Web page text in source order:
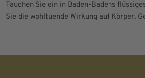
Tauchen Sie ein in Baden-Badens
Sie die wohltuende Wirkung auf Körper,